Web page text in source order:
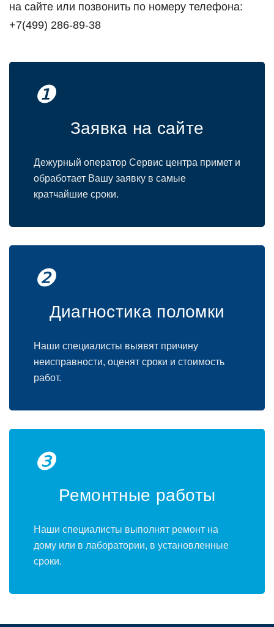
на сайте или позвонить по номеру телефона:
+7(499) 286-89-38
❶
Заявка на сайте
Дежурный оператор Сервис центра примет и
обработает Вашу заявку в самые
кратчайшие сроки.
❷
Диагностика поломки
Наши специалисты выявят причину
неисправности, оценят сроки и стоимость
работ.
❸
Ремонтные работы
Наши специалисты выполнят ремонт на
дому или в лаборатории, в установленные
сроки.